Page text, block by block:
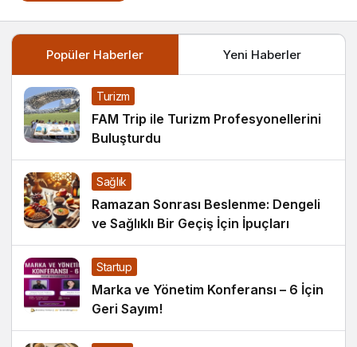
Popüler Haberler Yeni Haberler
Turizm
FAM Trip ile Turizm Profesyonellerini
Buluşturdu
Sağlık
Ramazan Sonrası Beslenme: Dengeli
ve Sağlıklı Bir Geçiş İçin İpuçları
Startup
Marka ve Yönetim Konferansı – 6 İçin
Geri Sayım!